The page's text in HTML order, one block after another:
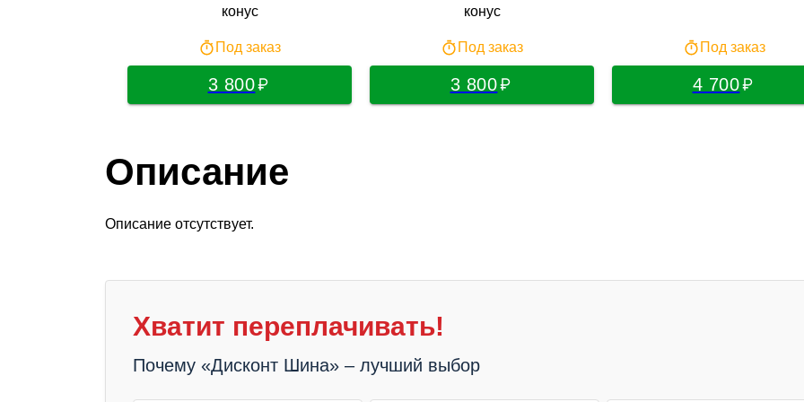
конус
Под заказ
3 800
конус
Под заказ
3 800
Под заказ
4 700
Описание
Описание отсутствует.
Хватит переплачивать!
Почему «Дисконт Шина» – лучший выбор